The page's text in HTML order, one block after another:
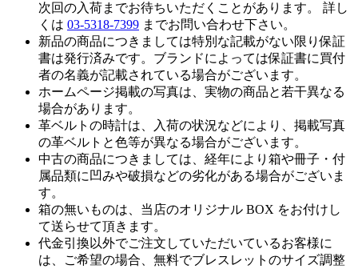
次回の入荷までお待ちいただくことがあります。 詳し
くは 03-5318-7399 までお問い合わせ下さい。
新品の商品につきましては特別な記載がない限り保証
書は発行済みです。ブランドによっては保証書に買付
者の名義が記載されている場合がございます。
ホームページ掲載の写真は、実物の商品と若干異なる
場合があります。
革ベルトの時計は、入荷の状況などにより、掲載写真
の革ベルトと色等が異なる場合がございます。
中古の商品につきましては、経年により箱や冊子・付
属品類に凹みや破損などの劣化がある場合がございま
す。
箱の無いものは、当店のオリジナル BOX をお付けし
て送らせて頂きます。
代金引換以外でご注文していただいているお客様に
は、ご希望の場合、無料でブレスレットのサイズ調整